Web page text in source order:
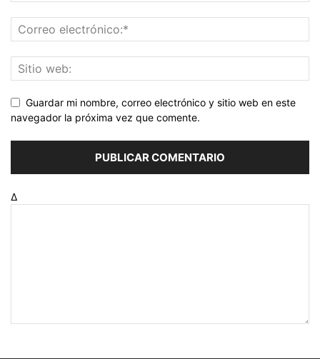
Guardar mi nombre, correo electrónico y sitio web en este
navegador la próxima vez que comente.
Δ